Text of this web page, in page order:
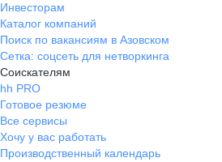
Инвесторам
Каталог компаний
Поиск по вакансиям в Азовском
Сетка: соцсеть для нетворкинга
Соискателям
hh PRO
Готовое резюме
Все сервисы
Хочу у вас работать
Производственный календарь